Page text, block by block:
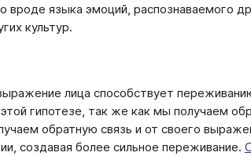
языка эмоций, распознаваемого
культур.
лица способствует
гипотезе, так же как мы получаем
обратную связь и от своего
создавая более сильное переживание.